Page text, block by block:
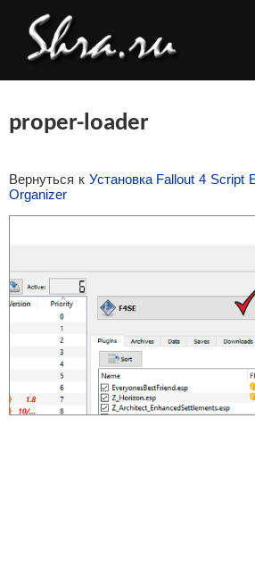
proper-loader
Вернуться к Установка Fallout 4 Script
Organizer